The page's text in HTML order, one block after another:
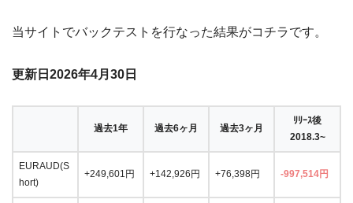
当サイトでバックテストを行なった結果がコチラです。
更新日2026年4月30日
過去1年 過去6ヶ月 過去3ヶ月
ﾘﾘｰｽ後
2018.3~
EURAUD(S
hort)
+249,601円 +142,926円 +76,398円 -997,514円